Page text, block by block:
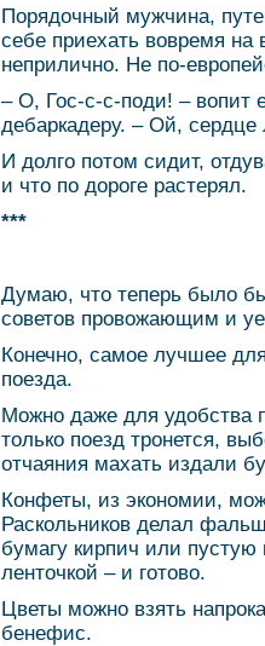
Порядочный мужчина,
себе приехать вовремя на
неприлично. Не по-
– О, Гос-с-с-поди! – вопит
дебаркадеру. – Ой, сердце
И долго потом сидит,
и что по дороге растерял.
***
Думаю, что теперь было
советов провожающим и
Конечно, самое лучшее
поезда.
Можно даже для удобства
только поезд тронется,
отчаяния махать издали
Конфеты, из экономии,
Раскольников делал
бумагу кирпич или пустую
ленточкой – и готово.
Цветы можно взять
бенефис.